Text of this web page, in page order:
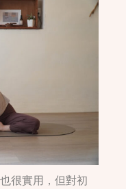
很實用，但對初